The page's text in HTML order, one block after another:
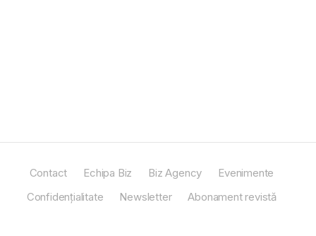
Contact Echipa Biz Biz Agency
Evenimente
Confidențialitate
Newsletter Abonament revistă